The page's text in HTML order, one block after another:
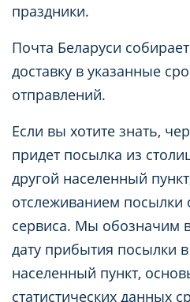
праздники.
Почта Беларуси
доставку в указанные
отправлений.
Если вы хотите знать,
придет посылка из
другой населенный
отслеживанием
сервиса. Мы обозначим
дату прибытия посылки
населенный пункт,
статистических данных